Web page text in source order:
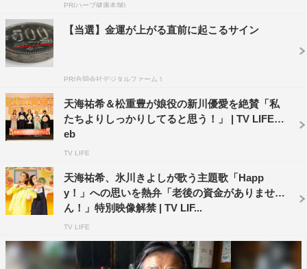
「老後の資金がありません！」
9月18日（金）公開
主演：天海祐希
原作：垣谷美雨「老後の資金がありません」（中公文庫
刊）
公式サイト https://rougo-noshikin.jp
公式twitter twitter.com/rougo_noshikin
公式Facebook facebook.com/rougonoshikin/
©2020映画『老後の資金がありません！』製作委員会
＜天海祐希 コメント＞
何だか、私の顔面がうるさくてすみません（笑）。映画
「老後の資金がありません！」のポスターなんですが…こ
の激しいポスターが、全てを表現してくれてます（笑）。
PR(ハーブ健康本舗)
【当選】金運が上がる直前に起こるサイン
PR(合同会社デジタルファーム )
天海祐希＆松重豊が娘役の新川優愛を絶賛「私
たちよりしっかりしてると思う！」 | TV LIFE w
eb
TV LIFE
天海祐希、氷川きよしが歌う主題歌「Happ
y！」への思いを熱弁「老後の資金がありませ
ん！」特別映像解禁 | TV LIF...
TV LIFE